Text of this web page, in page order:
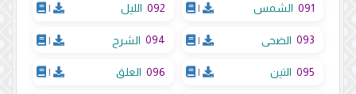
091 الشمس |
092 الليل |
093 الضحى |
094 الشرح |
095 التين |
096 العلق |